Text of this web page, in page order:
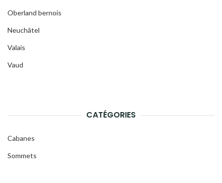
Oberland bernois
Neuchâtel
Valais
Vaud
CATÉGORIES
Cabanes
Sommets